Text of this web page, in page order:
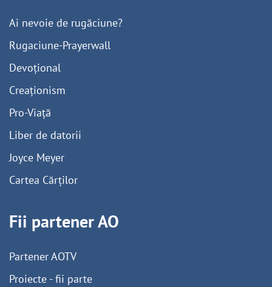
Ai nevoie de rugăciune?
Rugaciune-Prayerwall
Devoțional
Creaționism
Pro-Viață
Liber de datorii
Joyce Meyer
Cartea Cărților
Fii partener AO
Partener AOTV
Proiecte - fii parte